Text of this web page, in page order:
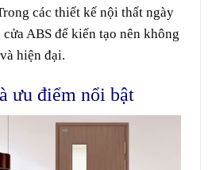
các thiết kế nội thất ngày
cửa ABS để kiến tạo nên không
và hiện đại.
ưu điểm nổi bật